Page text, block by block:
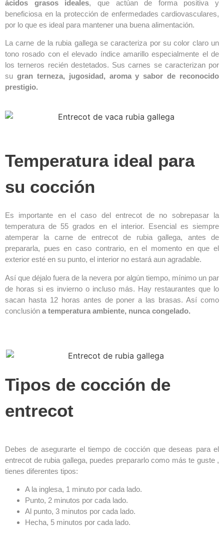
ácidos grasos ideales, que actúan de forma positiva y
beneficiosa en la protección de enfermedades cardiovasculares,
por lo que es ideal para mantener una buena alimentación.
La carne de la rubia gallega se caracteriza por su color claro un
tono rosado con el elevado índice amarillo especialmente el de
los terneros recién destetados. Sus carnes se caracterizan por
su gran terneza, jugosidad, aroma y sabor de reconocido
prestigio.
Temperatura ideal para
su cocción
Es importante en el caso del entrecot de no sobrepasar la
temperatura de 55 grados en el interior. Esencial es siempre
atemperar la carne de entrecot de rubia gallega, antes de
prepararla, pues en caso contrario, en el momento en que el
exterior esté en su punto, el interior no estará aun agradable.
Así que déjalo fuera de la nevera por algún tiempo, mínimo un par
de horas si es invierno o incluso más. Hay restaurantes que lo
sacan hasta 12 horas antes de poner a las brasas. Así como
conclusión a temperatura ambiente, nunca congelado.
Tipos de cocción de
entrecot
Debes de asegurarte el tiempo de cocción que deseas para el
entrecot de rubia gallega, puedes prepararlo como más te guste ,
tienes diferentes tipos:
A la inglesa, 1 minuto por cada lado.
Punto, 2 minutos por cada lado.
Al punto, 3 minutos por cada lado.
Hecha, 5 minutos por cada lado.